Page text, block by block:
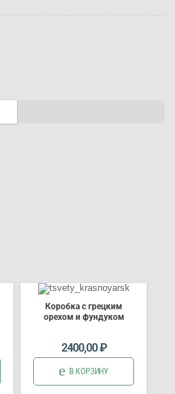
Коробка с грецким
орехом и фундуком
2400,00₽
В КОРЗИНУ